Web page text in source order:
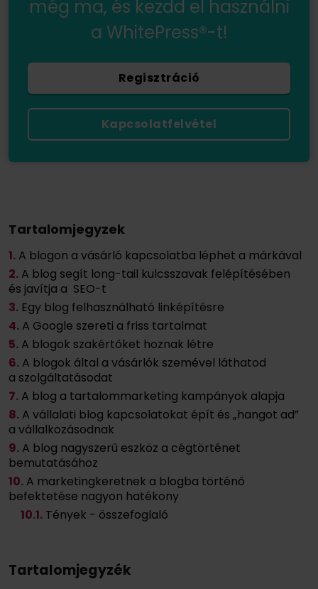
még ma, és kezdd el használni
a WhitePress®-t!
Regisztráció
Kapcsolatfelvétel
Tartalomjegyzek
1. A blogon a vásárló kapcsolatba léphet a márkával
2. A blog segít long-tail kulcsszavak felépítésében
és javítja a SEO-t
3. Egy blog felhasználható linképítésre
4. A Google szereti a friss tartalmat
5. A blogok szakértőket hoznak létre
6. A blogok által a vásárlók szemével láthatod
a szolgáltatásodat
7. A blog a tartalommarketing kampányok alapja
8. A vállalati blog kapcsolatokat épít és „hangot ad”
a vállalkozásodnak
9. A blog nagyszerű eszköz a cégtörténet
bemutatásához
10. A marketingkeretnek a blogba történő
befektetése nagyon hatékony
10.1. Tények - összefoglaló
Tartalomjegyzék